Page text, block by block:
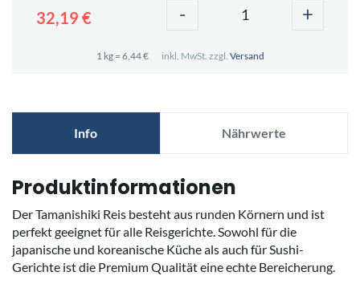
32,19 € - +
1 kg = 6,44 € inkl. MwSt. zzgl. Versand
Info Nährwerte
Produktinformationen
Der Tamanishiki Reis besteht aus runden Körnern und ist
perfekt geeignet für alle Reisgerichte. Sowohl für die
japanische und koreanische Küche als auch für Sushi-
Gerichte ist die Premium Qualität eine echte Bereicherung.